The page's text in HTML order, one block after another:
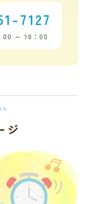
7127
～ 18：00
ジ